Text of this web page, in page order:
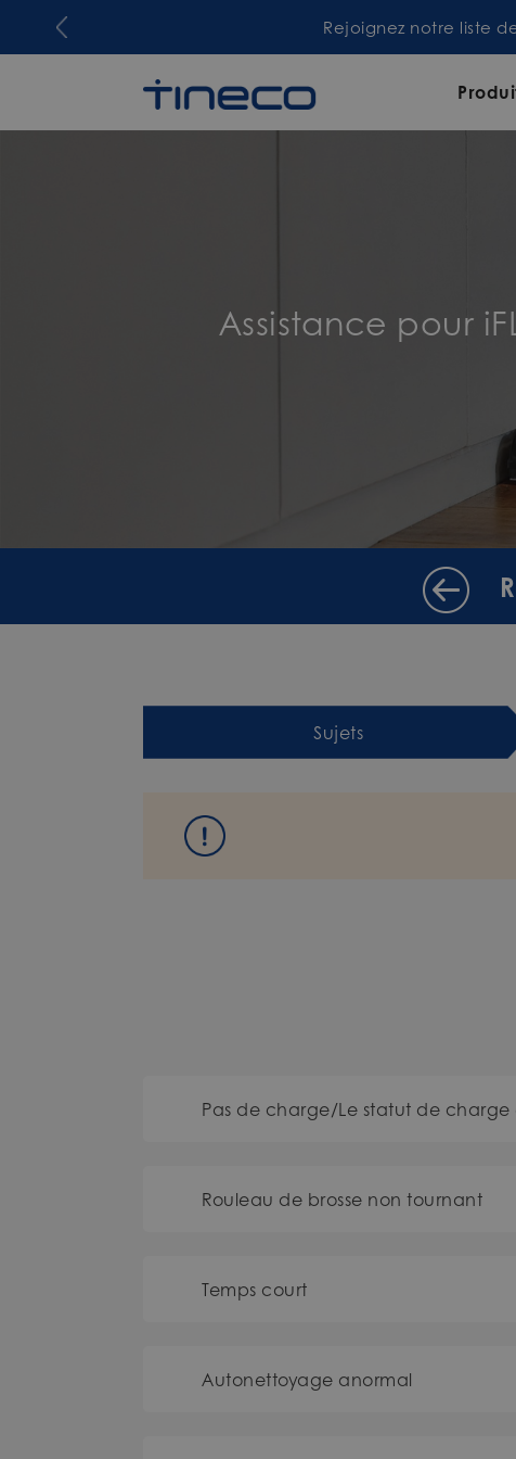
Rejoignez notre liste
Assistance pour
Sujets
Pas de charge/Le statut de charge
Rouleau de brosse non tournant
Temps court
Autonettoyage anormal